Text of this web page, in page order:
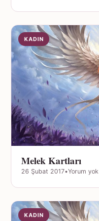
KADIN
Melek Kartları
26 Şubat 2017•Yorum yok
KADIN